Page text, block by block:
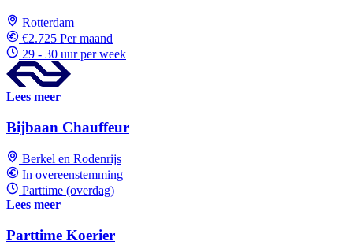
Rotterdam
€2.725 Per maand
29 - 30 uur per week
Lees meer
Bijbaan Chauffeur
Berkel en Rodenrijs
In overeenstemming
Parttime (overdag)
Lees meer
Parttime Koerier